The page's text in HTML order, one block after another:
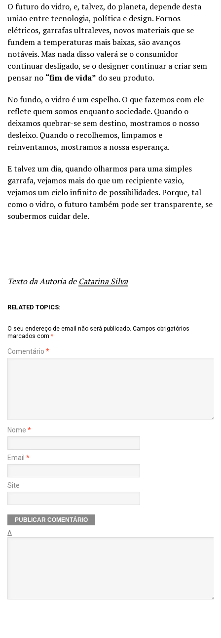
O futuro do vidro, e, talvez, do planeta, depende desta
união entre tecnologia, política e design. Fornos
elétricos, garrafas ultraleves, novos materiais que se
fundem a temperaturas mais baixas, são avanços
notáveis. Mas nada disso valerá se o consumidor
continuar desligado, se o designer continuar a criar sem
pensar no “fim de vida” do seu produto.
No fundo, o vidro é um espelho. O que fazemos com ele
reflete quem somos enquanto sociedade. Quando o
deixamos quebrar-se sem destino, mostramos o nosso
desleixo. Quando o recolhemos, limpamos e
reinventamos, mostramos a nossa esperança.
E talvez um dia, quando olharmos para uma simples
garrafa, vejamos mais do que um recipiente vazio,
vejamos um ciclo infinito de possibilidades. Porque, tal
como o vidro, o futuro também pode ser transparente, se
soubermos cuidar dele.
Texto da Autoria de Catarina Silva
RELATED TOPICS:
O seu endereço de email não será publicado. Campos obrigatórios
marcados com *
Comentário *
Nome *
Email *
Site
Δ